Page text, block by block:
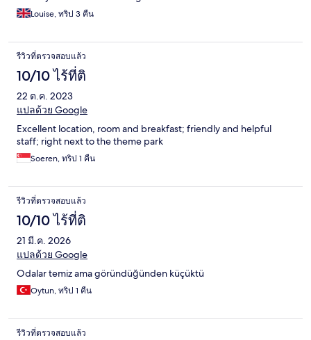
Louise, ทริป 3 คืน
รีวิวที่ตรวจสอบแล้ว
10/10 ไร้ที่ติ
22 ต.ค. 2023
แปลด้วย Google
Excellent location, room and breakfast; friendly and helpful
staff; right next to the theme park
Soeren, ทริป 1 คืน
รีวิวที่ตรวจสอบแล้ว
10/10 ไร้ที่ติ
21 มี.ค. 2026
แปลด้วย Google
Odalar temiz ama göründüğünden küçüktü
Oytun, ทริป 1 คืน
รีวิวที่ตรวจสอบแล้ว